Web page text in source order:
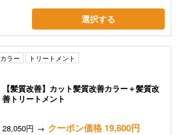
選択する
カラー トリートメント
【髪質改善】カット髪質改善カラー＋髪質改
善トリートメント
28,050円 クーポン価格 19,800円